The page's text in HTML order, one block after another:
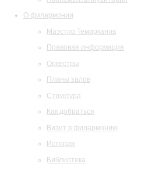
О филармонии
Маэстро Темирканов
Правовая информация
Оркестры
Планы залов
Структура
Как добраться
Визит в филармонию
История
Библиотека